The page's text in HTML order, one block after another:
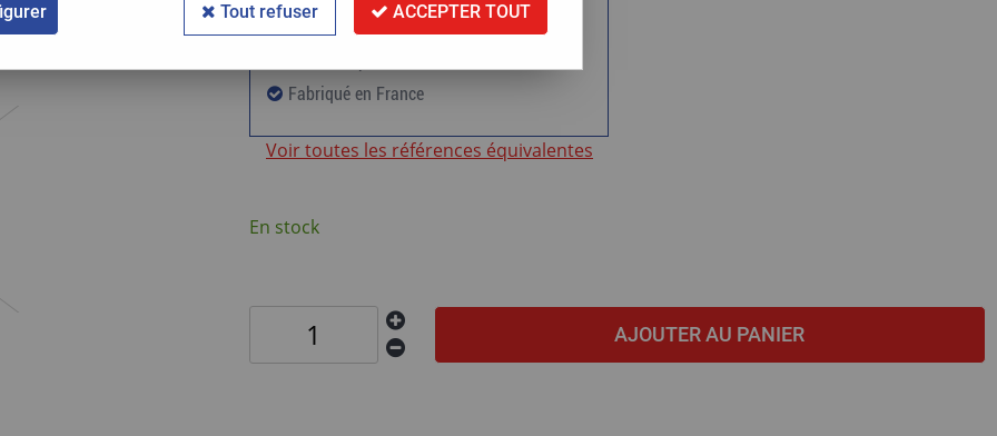
60 000km ou 24 mois de garantie
Fabriqué en France
Voir toutes les références équivalentes
En stock
AJOUTER AU PANIER
Tout refuser ACCEPTER TOUT